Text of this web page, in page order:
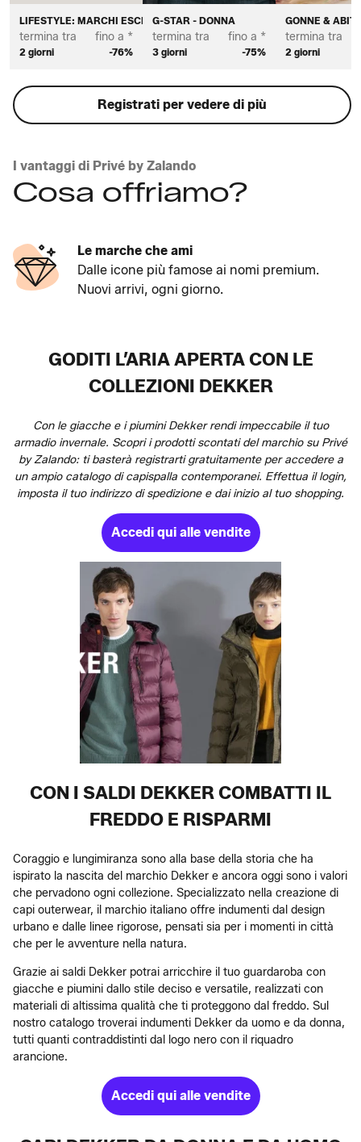
LIFESTYLE: MARCHI ESCLUSIVI DA DONNA
termina tra
2 giorni
fino a *
-76%
G-STAR - DONNA
termina tra
3 giorni
fino a *
-75%
GONNE &
termina tra
2 giorni
Registrati per vedere di più
I vantaggi di Privé by Zalando
Cosa offriamo?
Le marche che ami
Dalle icone più famose ai nomi premium.
Nuovi arrivi, ogni giorno.
GODITI L’ARIA APERTA CON LE
COLLEZIONI DEKKER
Con le giacche e i piumini Dekker rendi impeccabile il tuo
armadio invernale. Scopri i prodotti scontati del marchio su Privé
by Zalando: ti basterà registrarti gratuitamente per accedere a
un ampio catalogo di capispalla contemporanei. Effettua il login,
imposta il tuo indirizzo di spedizione e dai inizio al tuo shopping.
Accedi qui alle vendite
CON I SALDI DEKKER COMBATTI IL
FREDDO E RISPARMI
Coraggio e lungimiranza sono alla base della storia che ha
ispirato la nascita del marchio Dekker e ancora oggi sono i valori
che pervadono ogni collezione. Specializzato nella creazione di
capi outerwear, il marchio italiano offre indumenti dal design
urbano e dalle linee rigorose, pensati sia per i momenti in città
che per le avventure nella natura.
Grazie ai saldi Dekker potrai arricchire il tuo guardaroba con
giacche e piumini dallo stile deciso e versatile, realizzati con
materiali di altissima qualità che ti proteggono dal freddo. Sul
nostro catalogo troverai indumenti Dekker da uomo e da donna,
tutti quanti contraddistinti dal logo nero con il riquadro
arancione.
Accedi qui alle vendite